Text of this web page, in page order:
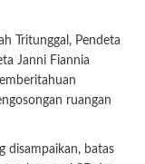
Tritunggal, Pendeta
Janni Fiannia
ruangan
disampaikan, batas